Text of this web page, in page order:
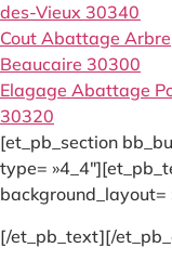
des-Vieux 30340
Cout Abattage Arbre
Beaucaire 30300
Elagage Abattage
30320
[et_pb_section
type=
background_layout=
[/et_pb_text][/